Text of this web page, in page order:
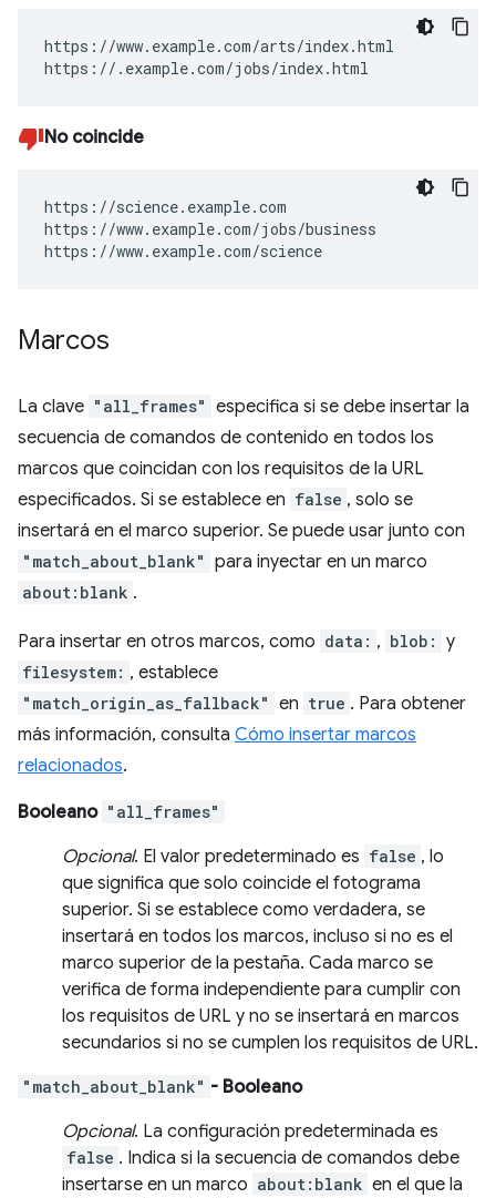
https://www.example.com/arts/index.html
https://.example.com/jobs/index.html
No coincide
https://science.example.com
https://www.example.com/jobs/business
https://www.example.com/science
Marcos
La clave "all_frames" especifica si se debe insertar la
secuencia de comandos de contenido en todos los
marcos que coincidan con los requisitos de la URL
especificados. Si se establece en false , solo se
insertará en el marco superior. Se puede usar junto con
"match_about_blank" para inyectar en un marco
about:blank .
Para insertar en otros marcos, como data: , blob: y
filesystem: , establece
"match_origin_as_fallback" en true . Para obtener
más información, consulta Cómo insertar marcos
relacionados.
Booleano "all_frames"
Opcional. El valor predeterminado es false , lo
que significa que solo coincide el fotograma
superior. Si se establece como verdadera, se
insertará en todos los marcos, incluso si no es el
marco superior de la pestaña. Cada marco se
verifica de forma independiente para cumplir con
los requisitos de URL y no se insertará en marcos
secundarios si no se cumplen los requisitos de URL.
"match_about_blank" - Booleano
Opcional. La configuración predeterminada es
false . Indica si la secuencia de comandos debe
insertarse en un marco about:blank en el que la